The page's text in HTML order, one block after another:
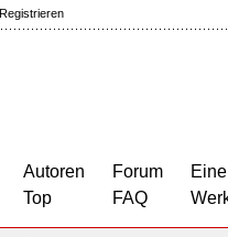
Registrieren
Autoren
Top
Forum
FAQ